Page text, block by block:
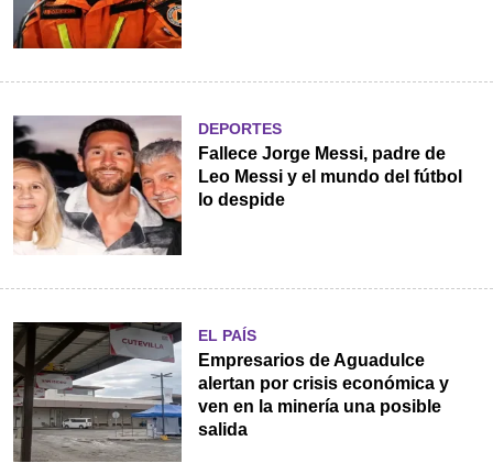
DEPORTES
Fallece Jorge Messi, padre de
Leo Messi y el mundo del fútbol
lo despide
EL PAÍS
Empresarios de Aguadulce
alertan por crisis económica y
ven en la minería una posible
salida